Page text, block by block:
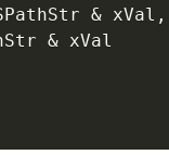
& xVal ,
& xVal